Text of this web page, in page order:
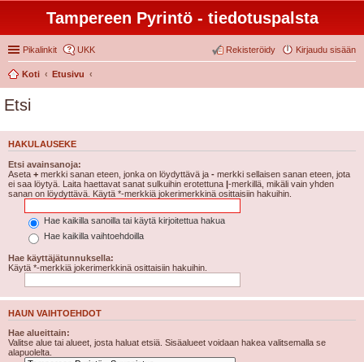
Tampereen Pyrintö - tiedotuspalsta
Pikalinkit UKK Kirjaudu sisään
Rekisteröidy
Koti Etusivu
Etsi
HAKULAUSEKE
Etsi avainsanoja:
Aseta + merkki sanan eteen, jonka on löydyttävä ja - merkki sellaisen sanan eteen, jota
ei saa löytyä. Laita haettavat sanat sulkuihin erotettuna |-merkillä, mikäli vain yhden
sanan on löydyttävä. Käytä *-merkkiä jokerimerkkinä osittaisiin hakuihin.
Hae kaikilla sanoilla tai käytä kirjoitettua hakua
Hae kaikilla vaihtoehdoilla
Hae käyttäjätunnuksella:
Käytä *-merkkiä jokerimerkkinä osittaisiin hakuihin.
HAUN VAIHTOEHDOT
Hae alueittain:
Valitse alue tai alueet, josta haluat etsiä. Sisäalueet voidaan hakea valitsemalla se
alapuolelta.